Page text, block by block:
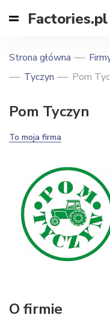
Factories.pl
Strona główna
Tyczyn
Pom
Pom Tyczyn
To moja firma
O firmie